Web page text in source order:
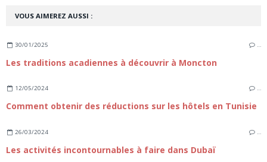
VOUS AIMEREZ AUSSI :
30/01/2025 …
Les traditions acadiennes à découvrir à Moncton
12/05/2024 …
Comment obtenir des réductions sur les hôtels en Tunisie
26/03/2024 …
Les activités incontournables à faire dans Dubaï